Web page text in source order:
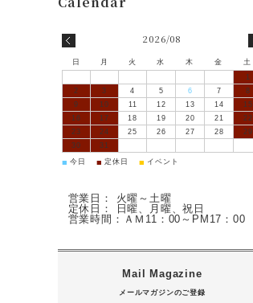
2026/08
日 月 火 水 木 金
土
1
2
3 4 5 6 7
8
9
10 11 12 13 14
15
16
17 18 19 20 21
22
23
24 25 26 27 28
29
30
31
■ 今日 ■ 定休日 ■ イベント
営業日： 火曜～土曜
定休日： 日曜、月曜、祝日
営業時間：ＡＭ11：00～PM17：00